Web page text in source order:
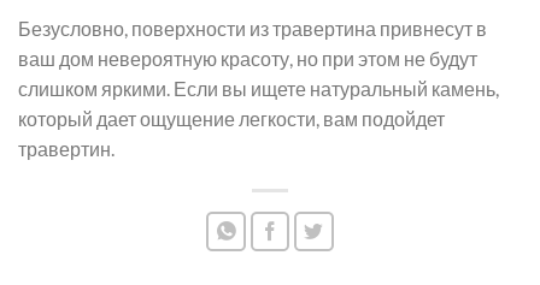
Безусловно, поверхности из травертина привнесут в
ваш дом невероятную красоту, но при этом не будут
слишком яркими. Если вы ищете натуральный камень,
который дает ощущение легкости, вам подойдет
травертин.